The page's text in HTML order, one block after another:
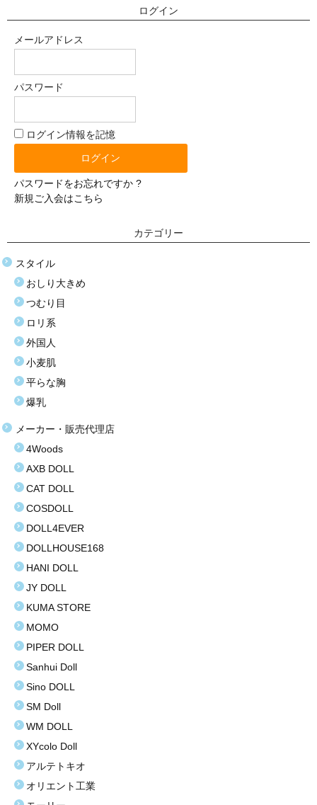
0-10kg
21-30kg
31-40kg
51-60kg
シリコン
ぬいぐるみ（布）
価格選択
3万〜8万円
8万〜9万円
9万〜11万円
11万〜13万円
13万〜15万円
15万〜17万円
17万〜19万円
19万円以上
お買い得商品
お問い合わせ
ログイン
メールアドレス
パスワード
ログイン情報を記憶
パスワードをお忘れですか ?
新規ご入会はこちら
カテゴリー
スタイル
おしり大きめ
つむり目
ロリ系
外国人
小麦肌
平らな胸
爆乳
メーカー・販売代理店
4Woods
AXB DOLL
CAT DOLL
COSDOLL
DOLL4EVER
DOLLHOUSE168
HANI DOLL
JY DOLL
KUMA STORE
MOMO
PIPER DOLL
Sanhui Doll
Sino DOLL
SM Doll
WM DOLL
XYcolo Doll
アルテトキオ
オリエント工業